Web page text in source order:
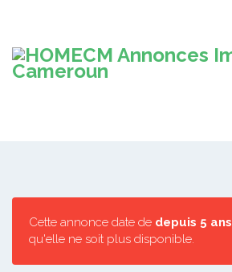
Cette annonce date de depuis 5 ans
qu'elle ne soit plus disponible.